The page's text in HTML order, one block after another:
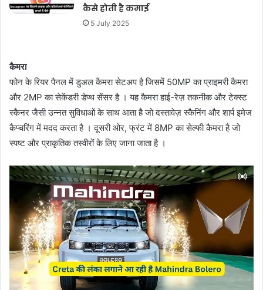
कैसे होती है कमाई
5 July 2025
कैमरा
फोन के रियर पैनल में डुअल कैमरा सेटअप है जिसमें 50MP का प्राइमरी कैमरा
और 2MP का सेकेंडरी डेप्थ सेंसर है । यह कैमरा हाई-रेज़ तकनीक और टेक्स्ट
स्कैनर जैसी उन्नत सुविधाओं के साथ आता है जो दस्तावेज़ स्कैनिंग और शार्प इमेज
कैप्चरिंग में मदद करता है । दूसरी ओर, फ्रंट में 8MP का सेल्फी कैमरा है जो
स्पष्ट और प्राकृतिक तस्वीरों के लिए जाना जाता है ।